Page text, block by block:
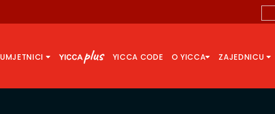
UMJETNICI YICCA CODE O YICCA ZAJEDNICU